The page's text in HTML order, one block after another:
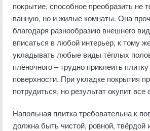
покрытие, способное преобразить не
ванную, но и жилые комнаты. Она
благодаря разнообразию внешнего
вписаться в любой интерьер, к тому
укладывать любые виды тёплых
плёночного – трудно приклеить плитку
поверхности. При укладке покрытия
потрудиться, но результат окупит все
Напольная плитка требовательна к
должна быть чистой, ровной, твёрдой